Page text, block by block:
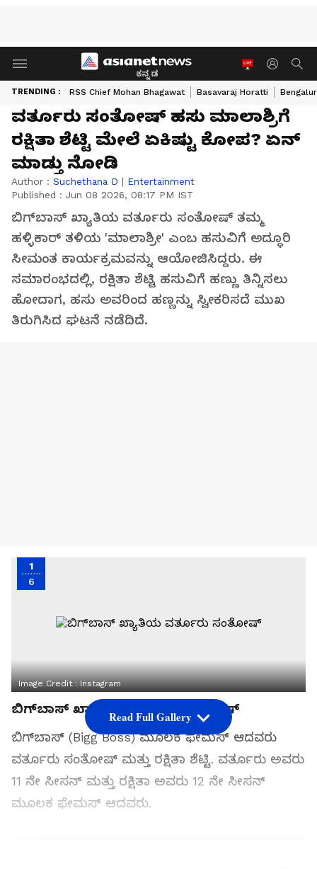
ಕನ್ನಡ
TRENDING : RSS Chief Mohan Bhagawat Basavaraj Horatti
ವರ್ತೂರು ಸಂತೋಷ್​ ಹಸು ಮಾಲಾಶ್ರಿಗೆ
ರಕ್ಷಿತಾ ಶೆಟ್ಟಿ ಮೇಲೆ ಏಕಿಷ್ಟು ಕೋಪ? ಏನ್​
ಮಾಡ್ತು ನೋಡಿ
Author : Suchethana D | Entertainment
Published : Jun 08 2026, 08:17 PM IST
ಬಿಗ್‌ಬಾಸ್‌ ಖ್ಯಾತಿಯ ವರ್ತೂರು ಸಂತೋಷ್ ತಮ್ಮ
ಹಳ್ಳಿಕಾರ್ ತಳಿಯ 'ಮಾಲಾಶ್ರೀ' ಎಂಬ ಹಸುವಿಗೆ ಅದ್ಧೂರಿ
ಸೀಮಂತ ಕಾರ್ಯಕ್ರಮವನ್ನು ಆಯೋಜಿಸಿದ್ದರು. ಈ
ಸಮಾರಂಭದಲ್ಲಿ, ರಕ್ಷಿತಾ ಶೆಟ್ಟಿ ಹಸುವಿಗೆ ಹಣ್ಣು ತಿನ್ನಿಸಲು
ಹೋದಾಗ, ಹಸು ಅವರಿಂದ ಹಣ್ಣನ್ನು ಸ್ವೀಕರಿಸದೆ ಮುಖ
ತಿರುಗಿಸಿದ ಘಟನೆ ನಡೆದಿದೆ.
1
6
Image Credit :Instagram
ಬಿಗ್‌ಬಾಸ್‌ ಖ್ಯಾತಿಯ ವರ್ತೂರು ಸಂತೋಷ್‌
ಬಿಗ್‌ಬಾಸ್ (Bigg Boss) ಮೂಲಕ ಫೇಮಸ್‌ ಆದವರು
ವರ್ತೂರು ಸಂತೋಷ್‌ ಮತ್ತು ರಕ್ಷಿತಾ ಶೆಟ್ಟಿ. ವರ್ತೂರು ಅವರು
11 ನೇ ಸೀಸನ್‌ ಮತ್ತು ರಕ್ಷಿತಾ ಅವರು 12 ನೇ ಸೀಸನ್‌
ಮೂಲಕ ಫೇಮಸ್‌ ಆದವರು.
Read Full Gallery